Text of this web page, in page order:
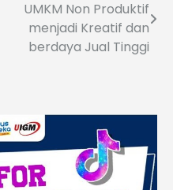
UMKM Non Produktif
menjadi Kreatif dan
berdaya Jual Tinggi